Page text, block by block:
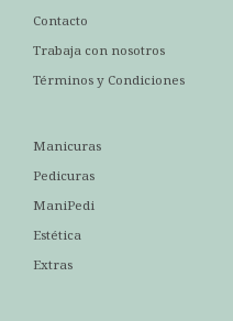
Contacto
Trabaja con nosotros
Términos y Condiciones
Manicuras
Pedicuras
ManiPedi
Estética
Extras